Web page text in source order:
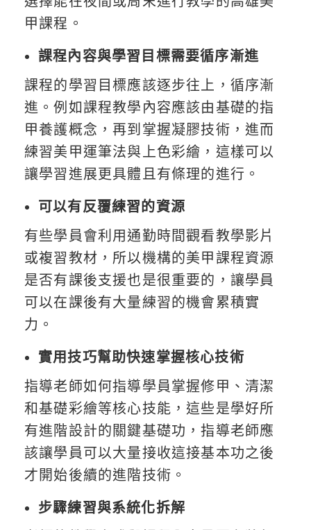
甲課程。
課程內容與學習目標需要循序漸進
課程的學習目標應該逐步往上，循序漸
進。例如課程教學內容應該由基礎的指
甲養護概念，再到掌握凝膠技術，進而
練習美甲運筆法與上色彩繪，這樣可以
讓學習進展更具體且有條理的進行。
可以有反覆練習的資源
有些學員會利用通勤時間觀看教學影片
或複習教材，所以機構的美甲課程資源
是否有課後支援也是很重要的，讓學員
可以在課後有大量練習的機會累積實
力。
實用技巧幫助快速掌握核心技術
指導老師如何指導學員掌握修甲、清潔
和基礎彩繪等核心技能，這些是學好所
有進階設計的關鍵基礎功，指導老師應
該讓學員可以大量接收這接基本功之後
才開始後續的進階技術。
步驟練習與系統化拆解